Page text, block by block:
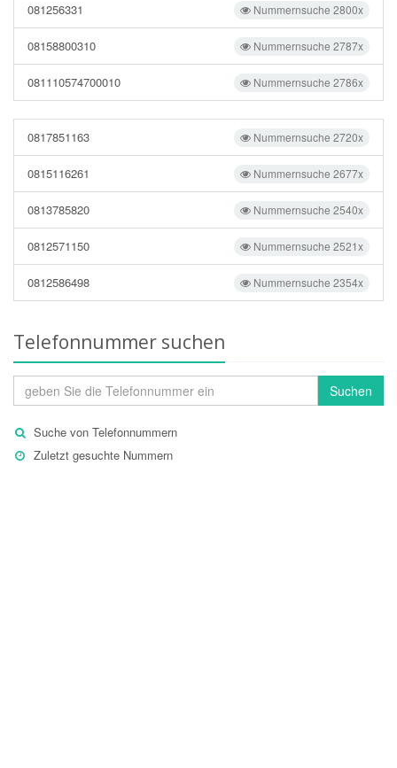
Nummernsuche 2800x
081256331
Nummernsuche 2787x
08158800310
Nummernsuche 2786x
081110574700010
Nummernsuche 2720x
0817851163
Nummernsuche 2677x
0815116261
Nummernsuche 2540x
0813785820
Nummernsuche 2521x
0812571150
Nummernsuche 2354x
0812586498
Telefonnummer suchen
Suchen
Suche von Telefonnummern
Zuletzt gesuchte Nummern